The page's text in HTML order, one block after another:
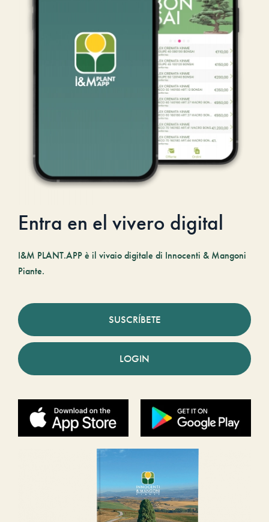
Entra en el vivero digital
I&M PLANT.APP è il vivaio digitale di Innocenti & Mangoni
Piante.
SUSCRÍBETE
LOGIN